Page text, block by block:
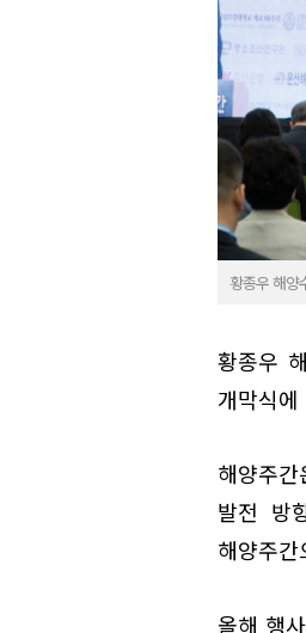
황종우 해양
황종우
개막식
해양주
발전 방
해양주
올해 행